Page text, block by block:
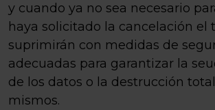
y cuando ya no sea necesario
haya solicitado la cancelación el
suprimirán con medidas de
adecuadas para garantizar la
de los datos o la destrucción
mismos.